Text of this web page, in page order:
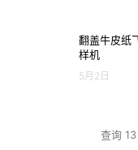
翻盖牛皮纸
样机
5月2日
查询